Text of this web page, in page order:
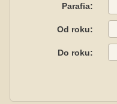
Parafia:
Od roku:
Do roku: